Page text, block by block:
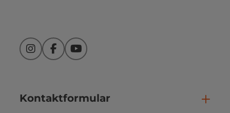
InstagramFacebookYouTube
Kontaktformular